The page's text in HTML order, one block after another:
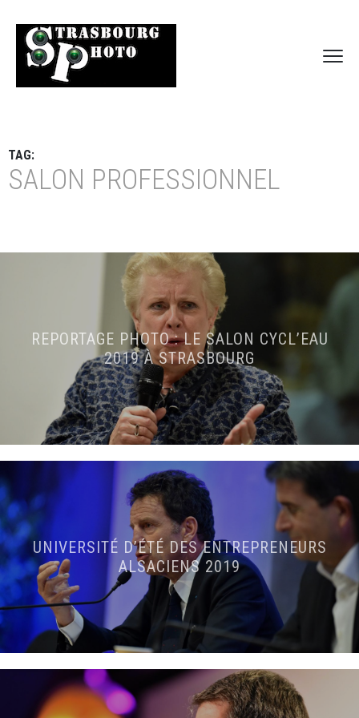
TAG:
SALON PROFESSIONNEL
REPORTAGE PHOTO : LE SALON CYCL’EAU
2019 À STRASBOURG
UNIVERSITÉ D’ÉTÉ DES ENTREPRENEURS
ALSACIENS 2019